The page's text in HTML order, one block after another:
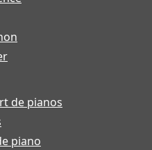
de pianos
piano